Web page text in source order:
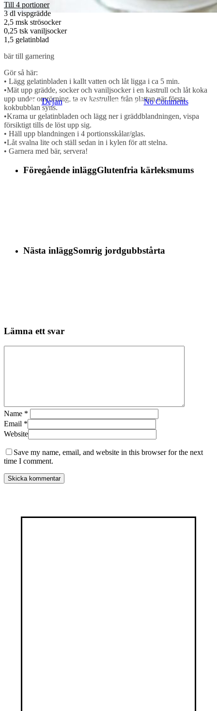
Somrig vaniljpannacotta
By Dejan28 juni 2019juni 8th, 2026No Comments
Till 4 portioner
3 dl vispgrädde
2,5 msk strösocker
0,25 tsk vaniljsocker
1,5 gelatinblad
bär till garnering
Gör så här:
• Lägg gelatinbladen i kallt vatten och låt ligga i ca 5 min.
•Mät upp grädde, socker och vaniljsocker i en kastrull och låt koka
upp under omrörning, ta av kastrullen från plattan när första
kokbubblan syns.
•Krama ur gelatinbladen och lägg ner i gräddblandningen, vispa
försiktigt tills de löst upp sig.
• Häll upp blandningen i 4 portionsskålar/glas.
•Låt svalna lite och ställ sedan in i kylen för att stelna.
• Garnera med bär, servera!
Föregående inläggGlutenfria kärleksmums
Nästa inläggSomrig jordgubbstårta
Lämna ett svar
Name *
Email *
Website
Save my name, email, and website in this browser for the next
time I comment.